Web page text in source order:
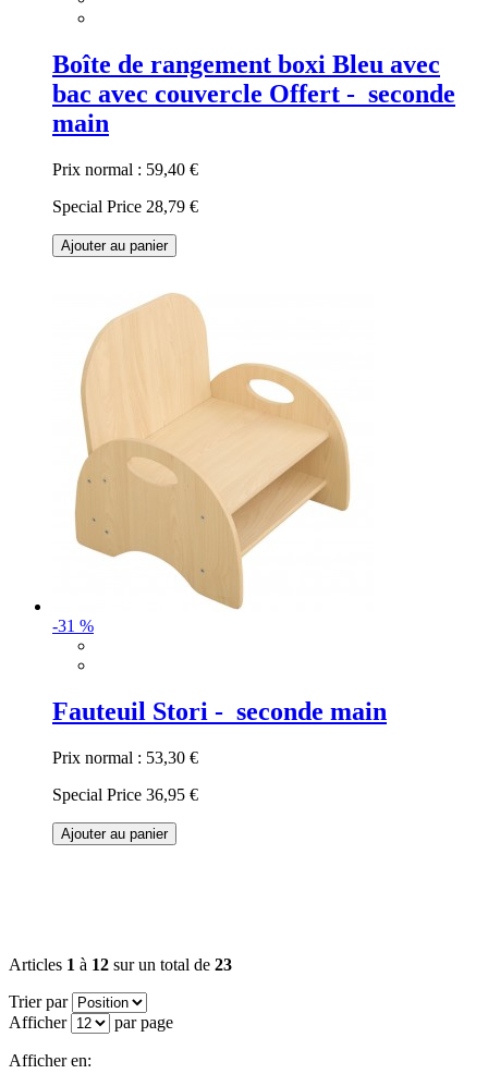
Boîte de rangement boxi Bleu avec
bac avec couvercle Offert - seconde
main
Prix normal : 59,40 €
Special Price 28,79 €
Ajouter au panier
-31 %
Fauteuil Stori - seconde main
Prix normal : 53,30 €
Special Price 36,95 €
Ajouter au panier
Articles 1 à 12 sur un total de 23
Trier par
Afficher
par page
Afficher en: